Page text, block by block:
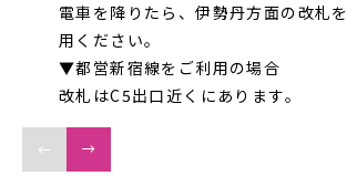
電車を降りたら、伊勢丹方面の改札
用ください。
▼都営新宿線をご利用の場合
改札はC5出口近くにあります。